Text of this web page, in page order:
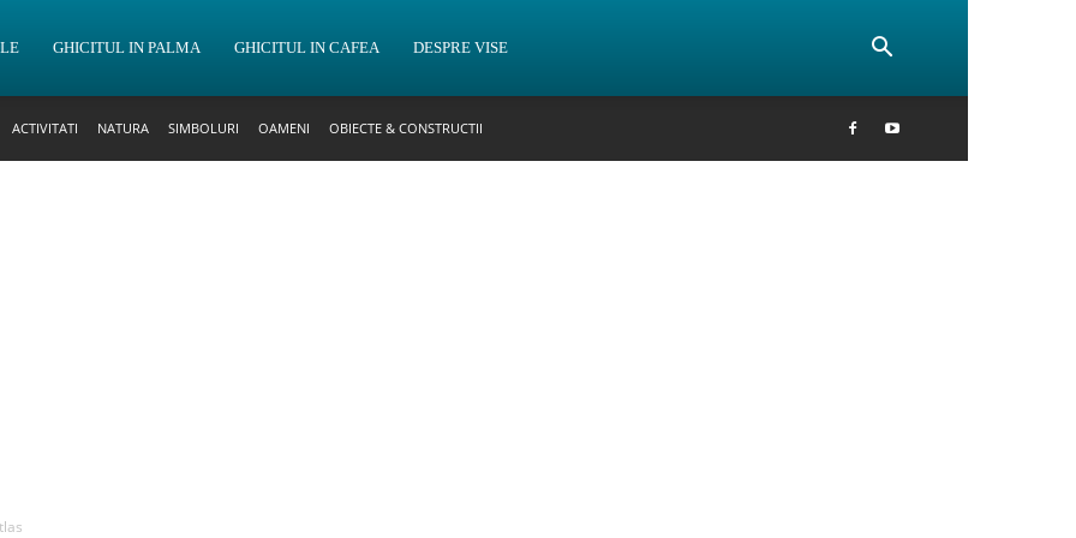
GHICITUL IN PALMA GHICITUL IN CAFEA DESPRE VISE
ACTIVITATI NATURA SIMBOLURI OAMENI OBIECTE & CONSTRUCTII